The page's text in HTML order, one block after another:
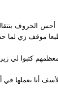
الحروف
موقف زي لما
كتبوا لي
أنا بعملها في